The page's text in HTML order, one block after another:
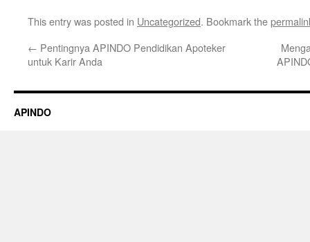
This entry was posted in Uncategorized. Bookmark the
← Pentingnya APINDO Pendidikan Apoteker
untuk Karir Anda
APINDO